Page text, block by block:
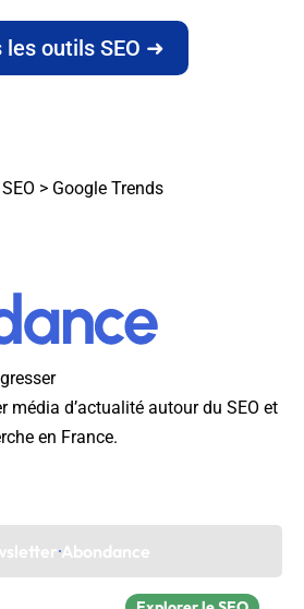
les outils SEO ➜
> Google Trends
média d’actualité autour du SEO et
en France.
Abondance